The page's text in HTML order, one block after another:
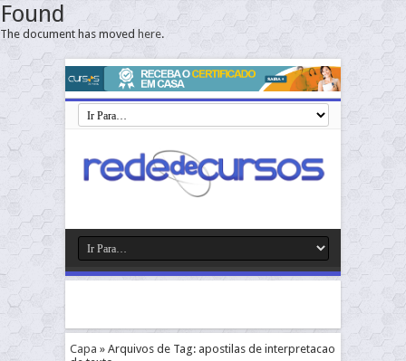
Found
The document has moved here.
Capa » Arquivos de Tag: apostilas de interpretacao